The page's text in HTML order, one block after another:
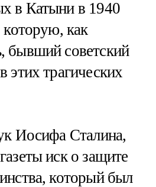
в Катыни в 1940
которую, как
бывший советский
этих трагических
Иосифа Сталина,
иск о защите
который был